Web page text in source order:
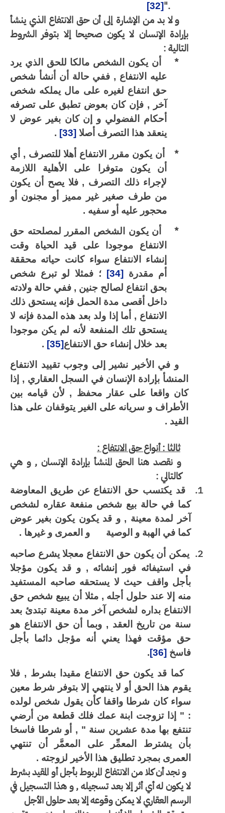
[32]
و لا بد من الإشارة إلى أن حق الانتفاع الذي ينشأ
بإرادة الإنسان لا يكون صحيحا إلا بتوفر الشروط
التالية :
أن يكون الشخص مالكا للحق الذي يرد
عليه الانتفاع , ففي حالة أن أنشأ شخص
حق انتفاع لغيره على مال يملكه شخص
آخر , فإن كان بعوض تطبق على تصرفه
أحكام الفضولي و إن كان بغير عوض لا
ينعقد هذا التصرف أصلا[33]
.
أن يكون مقرر الانتفاع أهلا للتصرف , أي
أن يكون متوفرا على الأهلية اللازمة
لإجراء ذلك التصرف , فلا يصح أن يكون
من طرف صغير غير مميز أو مجنون أو
محجور عليه أو سفيه .
أن يكون الشخص المقرر لمصلحته حق
الانتفاع موجودا على قيد الحياة وقت
إنشاء الانتفاع سواء كانت حياته محققة
أم مقدرة[34]؛ فمثلا لو تبرع شخص
بحق انتفاع لصالح جنين , ففي حالة ولادته
داخل أقصى مدة الحمل فإنه يستحق ذلك
الانتفاع , أما إذا ولد بعد هذه المدة فإنه لا
يستحق تلك المنفعة لأنه لم يكن موجودا
بعد خلال إنشاء حق الانتفاع[35]
.
و في الأخير نشير إلى وجوب تقييد الانتفاع
المنشأ بإرادة الإنسان في السجل العقاري , إذا
كان واقعا على عقار محفظ , لأن قيامه بين
الأطراف و سريانه على الغير يتوقفان على هذا
القيد .
ثالثا : أنواع حق الانتفاع :
و نقصد هنا الحق المنشأ بإرادة الإنسان , و هي
كالتالي :
قد يكتسب حق الانتفاع عن طريق المعاوضة
كما في حالة بيع شخص منفعة عقاره لشخص
آخر لمدة معينة , و قد يكون يكون بغير عوض
كما في الهبة و الوصية
و العمرى و غيرها .
يمكن أن يكون حق الانتفاع معجلا يشرع صاحبه
في استيفائه فور إنشائه , و قد يكون مؤجلا
بأجل واقف حيث لا يستحقه صاحبه المستفيد
منه إلا عند حلول أجله , مثلا أن يبيع شخص حق
الانتفاع بداره لشخص آخر مدة معينة تبتدئ بعد
سنة من تاريخ العقد , وبما أن حق الانتفاع هو
حق مؤقت فهذا يعني أنه مؤجل دائما بأجل
فاسخ[36]
.
كما قد يكون حق الانتفاع مقيدا بشرط , فلا
يقوم هذا الحق أو لا ينتهي إلا بتوفر شرط معين
سواء كان شرطا واقفا كأن يقول شخص لولده
: " إذا تزوجت ابنة عمك فلك قطعة من أرضي
تنتفع بها مدة عشرين سنة " , أو شرطا فاسخا
بأن يشترط المعمِّر على المعمَّر أن تنتهي
العمرى بمجرد تطليق هذا الأخير لزوجته .
و نجد أن كلا من الانتفاع المربوط بأجل أو المقيد بشرط
لا يكون له أي أثر إلا بعد تسجيله , و هذا التسجيل في
الرسم العقاري لا يمكن وقوعه إلا بعد حلول الأجل